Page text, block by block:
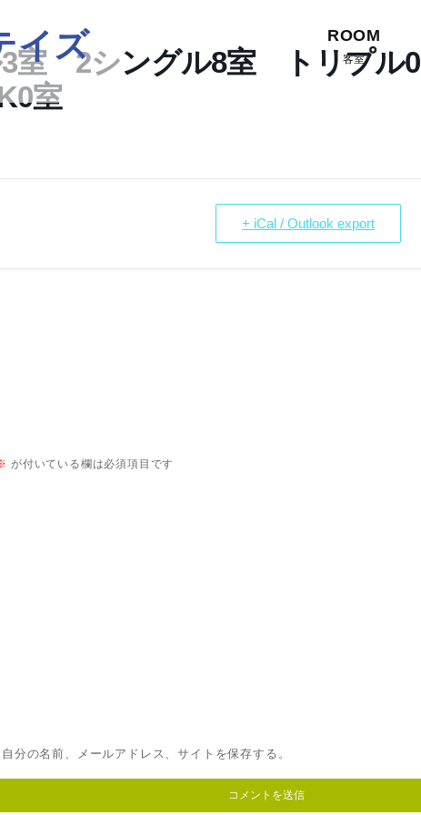
イズ ROOM
客室
室 2シングル8室 トリプル0
室
+ iCal / Outlook export
が付いている欄は必須項目です
分の名前、メールアドレス、サイトを保存する。